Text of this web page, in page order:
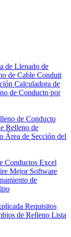
de Llenado de
de Cable Conduit
Calculadora de
de Conducto por
de Conducto
Relleno de
Área de Sección del
Conductos Excel
Mejor Software
de
Requisitos
de Relleno Lista